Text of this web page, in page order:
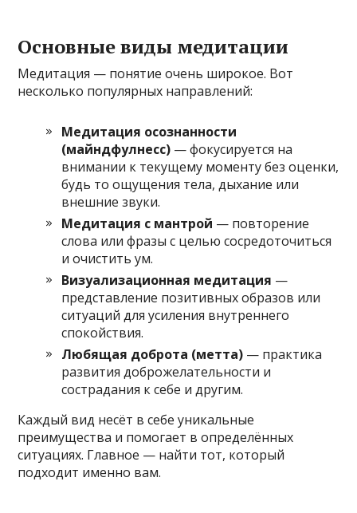
Основные виды медитации
Медитация — понятие очень широкое. Вот
несколько популярных направлений:
Медитация осознанности
(майндфулнесс) — фокусируется на
внимании к текущему моменту без оценки,
будь то ощущения тела, дыхание или
внешние звуки.
Медитация с мантрой — повторение
слова или фразы с целью сосредоточиться
и очистить ум.
Визуализационная медитация —
представление позитивных образов или
ситуаций для усиления внутреннего
спокойствия.
Любящая доброта (метта) — практика
развития доброжелательности и
сострадания к себе и другим.
Каждый вид несёт в себе уникальные
преимущества и помогает в определённых
ситуациях. Главное — найти тот, который
подходит именно вам.